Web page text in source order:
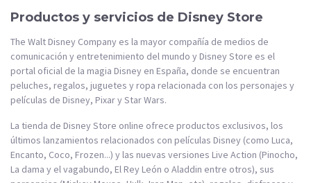
Productos y servicios de Disney Store
The Walt Disney Company es la mayor compañía de medios de
comunicación y entretenimiento del mundo y Disney Store es el
portal oficial de la magia Disney en España, donde se encuentran
peluches, regalos, juguetes y ropa relacionada con los personajes y
películas de Disney, Pixar y Star Wars.
La tienda de Disney Store online ofrece productos exclusivos, los
últimos lanzamientos relacionados con películas Disney (como Luca,
Encanto, Coco, Frozen...) y las nuevas versiones Live Action (Pinocho,
La dama y el vagabundo, El Rey León o Aladdin entre otros), sus